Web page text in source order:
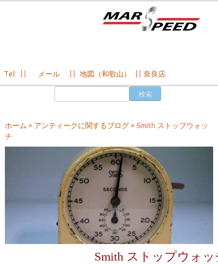
ン
ツ
へ
Tel: メール 地図（和歌山） 奈良店
ホーム » アンティークに関するブログ» Smith ストップウォッ
チ
Smith ストップウォッ